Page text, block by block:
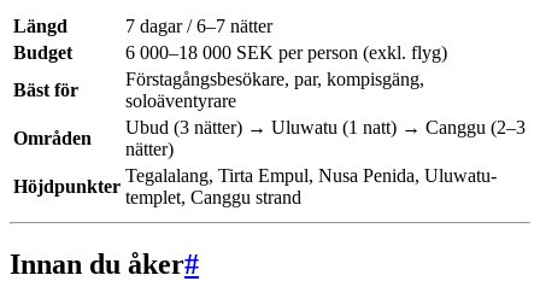
Längd
7 dagar / 6–7 nätter
Budget
6 000–18 000 SEK per person (exkl. flyg)
Bäst för
Förstagångsbesökare, par, kompisgäng,
soloäventyrare
Områden
Ubud (3 nätter) → Uluwatu (1 natt) → Canggu (2–3
nätter)
Höjdpunkter
Tegalalang, Tirta Empul, Nusa Penida, Uluwatu-
templet, Canggu strand
Innan du åker#